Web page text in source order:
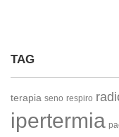
TAG
terapia seno respiro
ipertermia